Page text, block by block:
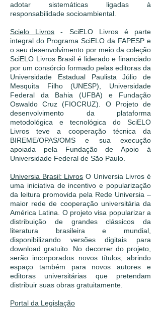
adotar sistemáticas ligadas à
responsabilidade socioambiental.
Scielo Livros - SciELO Livros é parte
integral do Programa SciELO da FAPESP e
o seu desenvolvimento por meio da coleção
SciELO Livros Brasil é liderado e financiado
por um consórcio formado pelas editoras da
Universidade Estadual Paulista Júlio de
Mesquita Filho (UNESP), Universidade
Federal da Bahia (UFBA) e Fundação
Oswaldo Cruz (FIOCRUZ). O Projeto de
desenvolvimento da plataforma
metodológica e tecnológica do SciELO
Livros teve a cooperação técnica da
BIREME/OPAS/OMS e sua execução
apoiada pela Fundação de Apoio à
Universidade Federal de São Paulo.
Universia Brasil: Livros O Universia Livros é
uma iniciativa de incentivo e popularização
da leitura promovida pela Rede Universia –
maior rede de cooperação universitária da
América Latina. O projeto visa popularizar a
distribuição de grandes clássicos da
literatura brasileira e mundial,
disponibilizando versões digitais para
download gratuito. No decorrer do projeto,
serão incorporados novos títulos, abrindo
espaço também para novos autores e
editoras universitárias que pretendam
distribuir suas obras gratuitamente.
Portal da Legislação